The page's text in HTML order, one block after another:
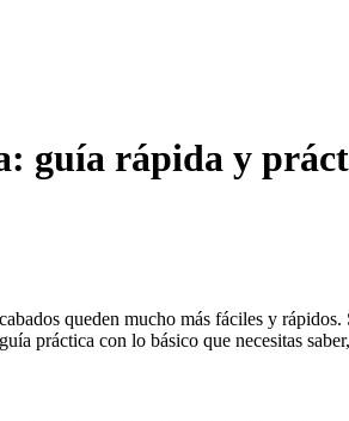
guía rápida y
queden mucho más fáciles y
práctica con lo básico que necesitas